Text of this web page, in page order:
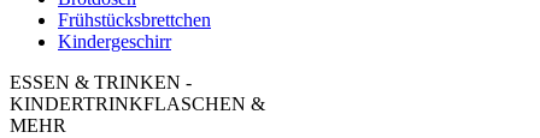
Frühstücksbrettchen
Kindergeschirr
ESSEN & TRINKEN -
KINDERTRINKFLASCHEN &
MEHR